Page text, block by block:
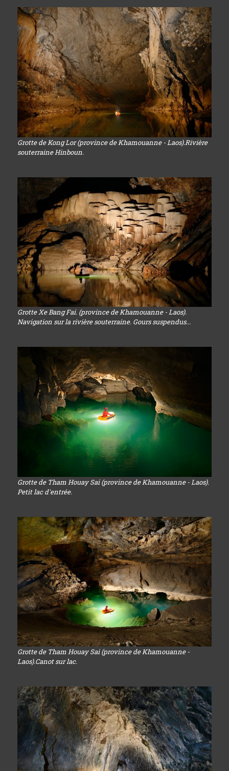
Grotte de Kong Lor (province de Khamouanne - Laos).Rivière
souterraine Hinboun.
Grotte Xe Bang Fai. (province de Khamouanne - Laos).
Navigation sur la rivière souterraine. Gours suspendus...
Grotte de Tham Houay Sai (province de Khamouanne - Laos).
Petit lac d'entrée.
Grotte de Tham Houay Sai (province de Khamouanne -
Laos).Canot sur lac.